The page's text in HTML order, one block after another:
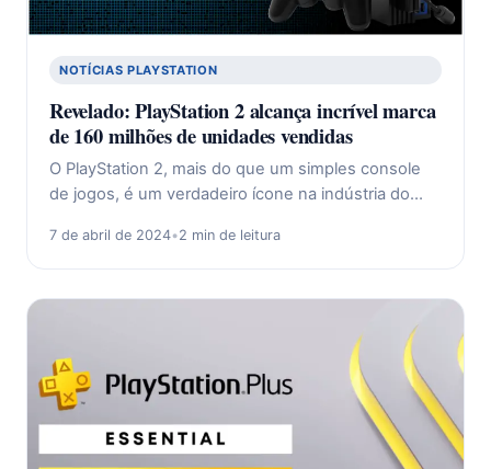
NOTÍCIAS PLAYSTATION
Revelado: PlayStation 2 alcança incrível marca
de 160 milhões de unidades vendidas
O PlayStation 2, mais do que um simples console
de jogos, é um verdadeiro ícone na indústria do…
7 de abril de 2024•2 min de leitura